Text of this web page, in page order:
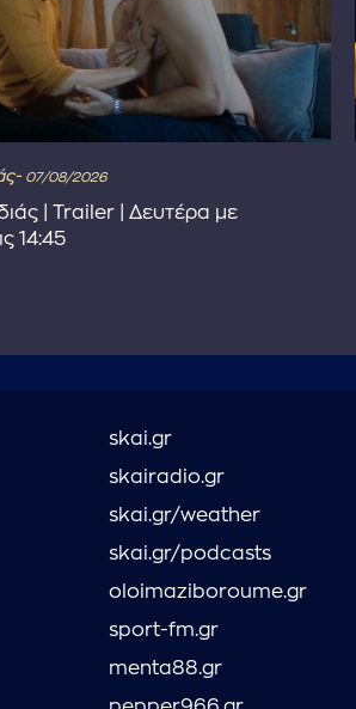
07/08/2026
| Trailer | Δευτέρα με
14:45
skai.gr
skairadio.gr
skai.gr/weather
skai.gr/podcasts
oloimaziboroume.gr
sport-fm.gr
menta88.gr